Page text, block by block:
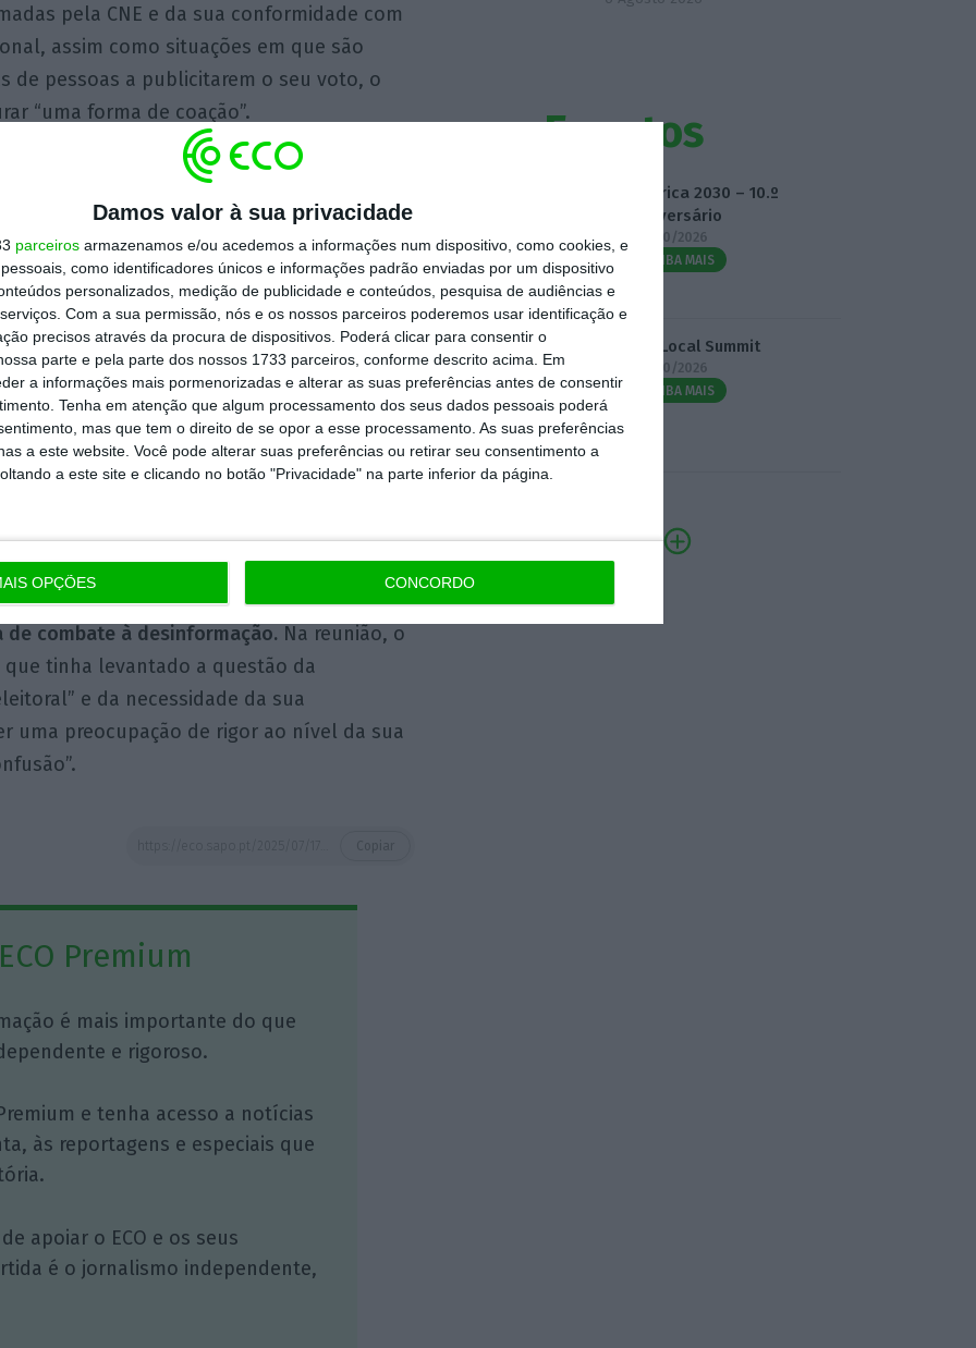
Damos valor à sua privacidade
parceiros armazenamos e/ou acedemos a informações num dispositivo, como cookies, e
como identificadores únicos e informações padrão enviadas por um dispositivo
personalizados, medição de publicidade e conteúdos, pesquisa de audiências e
Com a sua permissão, nós e os nossos parceiros poderemos usar identificação e
precisos através da procura de dispositivos. Poderá clicar para consentir o
parte e pela parte dos nossos 1733 parceiros, conforme descrito acima. Em
a informações mais pormenorizadas e alterar as suas preferências antes de consentir
Tenha em atenção que algum processamento dos seus dados pessoais poderá
mas que tem o direito de se opor a esse processamento. As suas preferências
a este website. Você pode alterar suas preferências ou retirar seu consentimento a
a este site e clicando no botão "Privacidade" na parte inferior da página.
OPÇÕES CONCORDO
pela CNE e da sua conformidade com
assim como situações em que são
de pessoas a publicitarem o seu voto, o
“uma forma de coação”.
pelo Chega, Fernando José Silva,
ao Ministério Público. Já o deputado
do voto nos círculos da emigração,
de primeira (residentes em
Teresa Leal Coelho considerou
a garantia do voto no estrangeiro. Colocou
de proveniência”, assim como
residentes no estrangeiro
de voto.
CNE designado pelo PS, manifestou-se
eleitoral, bem como a como a um
combate à desinformação. Na reunião, o
tinha levantado a questão da
e da necessidade da sua
uma preocupação de rigor ao nível da sua
Premium
é mais importante do que
e rigoroso.
e tenha acesso a notícias
às reportagens e especiais que
apoiar o ECO e os seus
é o jornalismo independente,
Eventos
Fábrica 2030 – 10.º
Aniversário
14/10/2026
SAIBA MAIS
3.º Local Summit
07/10/2026
SAIBA MAIS